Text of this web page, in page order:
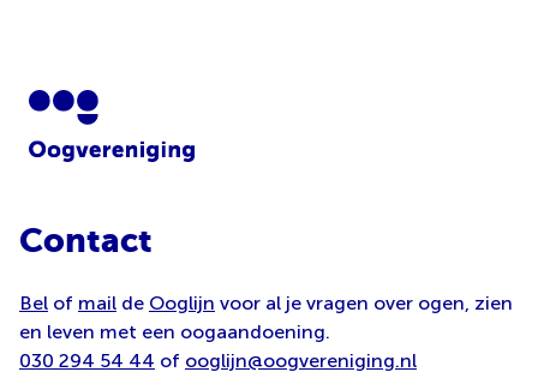
Contact
Bel of mail de Ooglijn voor al je vragen over ogen, zien
en leven met een oogaandoening.
030 294 54 44 of ooglijn@oogvereniging.nl